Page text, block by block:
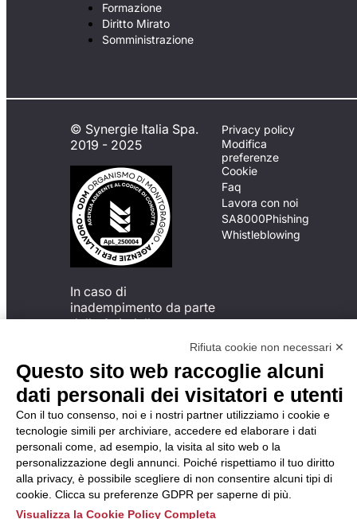
Formazione
Diritto Mirato
Somministrazione
© Synergie Italia Spa.
2019 - 2025
In caso di
inadempimento da parte
della ApL delle
del Codice di Condotta, è
possibile presentare un
reclamo
all’Organismo di
Monitoraggio utilizzando
una delle modalità
descritte al seguente
indirizzo web
https://odm-
agenzielavoro.it/reclami/.
Privacy policy
Modifica
preferenze
Cookie
Faq
Lavora con noi
SA8000Phishing
Whistleblowing
Rifiuta cookie non necessari ✕
Questo sito web raccoglie alcuni
dati personali dei visitatori e utenti
Con il tuo consenso, noi e i nostri partner utilizziamo i cookie e
tecnologie simili per archiviare, accedere ed elaborare i dati
personali come, ad esempio, la visita al sito web o la
personalizzazione degli annunci. Poiché rispettiamo il tuo diritto
alla privacy, è possibile scegliere di non consentire alcuni tipi di
cookie. Clicca su preferenze GDPR per saperne di più.
Visualizza la Cookie Policy Completa